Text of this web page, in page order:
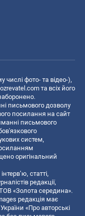
числі фото- та відео-),
та всіх його
письмового дозволу
посилання на сайт
письмового
систем,
оригінальний
статті,
редакції,
«Золота середина».
редакція має
«Про авторські